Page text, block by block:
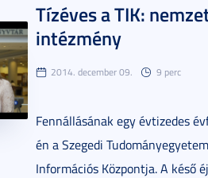
Tízéves a TIK:
intézmény
2014. december 09. 9 perc
Fennállásának egy évtizedes
én a Szegedi
Információs Központja. A késő